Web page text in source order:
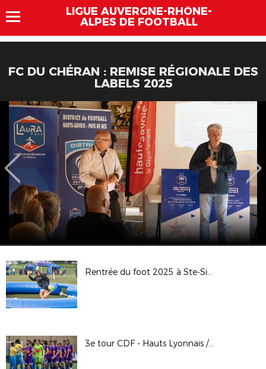
LIGUE AUVERGNE-RHÔNE-
ALPES DE FOOTBALL
FC DU CHÉRAN : REMISE RÉGIONALE DES
LABELS 2025
Rentrée du foot 2025 à Ste-Sigolène (43)
3e tour CDF - Hauts Lyonnais / FC Riom - Alain Chenevière